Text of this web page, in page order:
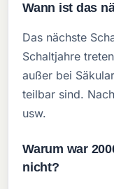
Wann ist das
Das nächste
Schaltjahre
außer bei
teilbar sind.
usw.
Warum war
nicht?